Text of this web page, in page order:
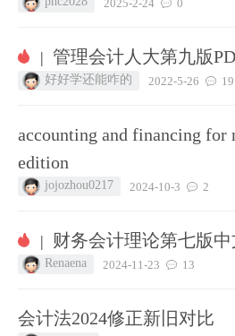
2025-2-24 0
| 管理会计人大第九版
好好学还能咋的 2022-5-26 19
accounting and financing for
edition
jojozhou0217 2024-10-3 2
| 财务会计理论第七版中
Renaena 2024-11-23 13
会计法2024修正新旧对比